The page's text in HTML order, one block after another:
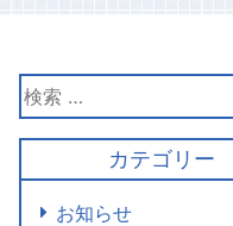
カテゴリー
お知らせ